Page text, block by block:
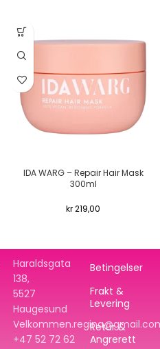
IDA WARG – Repair Hair Mask
300ml
kr219,00
Haraldsgata
138,
5527
Haugesund
+47 52 72 62
Betingelser
Frakt &
Levering
Retur &
Angrerett